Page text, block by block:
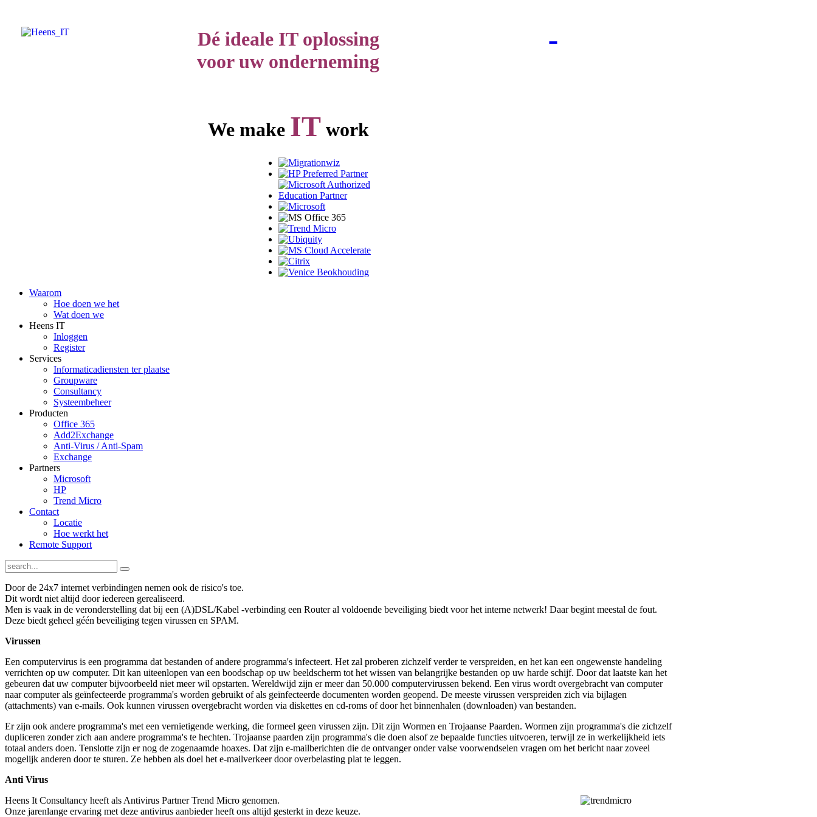
Dé ideale IT oplossing
voor uw onderneming
We make IT work
Waarom
Hoe doen we het
Wat doen we
Heens IT
Inloggen
Register
Services
Informaticadiensten ter plaatse
Groupware
Consultancy
Systeembeheer
Producten
Office 365
Add2Exchange
Anti-Virus / Anti-Spam
Exchange
Partners
Microsoft
HP
Trend Micro
Contact
Locatie
Hoe werkt het
Remote Support
Door de 24x7 internet verbindingen nemen ook de risico's toe.
Dit wordt niet altijd door iedereen gerealiseerd.
Men is vaak in de veronderstelling dat bij een (A)DSL/Kabel -verbinding een Router al voldoende beveiliging biedt voor het interne netwerk! Daar begint meestal de fout.
Deze biedt geheel géén beveiliging tegen virussen en SPAM.
Virussen
Een computervirus is een programma dat bestanden of andere programma's infecteert. Het zal proberen zichzelf verder te verspreiden, en het kan een ongewenste handeling
verrichten op uw computer. Dit kan uiteenlopen van een boodschap op uw beeldscherm tot het wissen van belangrijke bestanden op uw harde schijf. Door dat laatste kan het
gebeuren dat uw computer bijvoorbeeld niet meer wil opstarten. Wereldwijd zijn er meer dan 50.000 computervirussen bekend. Een virus wordt overgebracht van computer
naar computer als geïnfecteerde programma's worden gebruikt of als geïnfecteerde documenten worden geopend. De meeste virussen verspreiden zich via bijlagen
(attachments) van e-mails. Ook kunnen virussen overgebracht worden via diskettes en cd-roms of door het binnenhalen (downloaden) van bestanden.
Er zijn ook andere programma's met een vernietigende werking, die formeel geen virussen zijn. Dit zijn Wormen en Trojaanse Paarden. Wormen zijn programma's die zichzelf
dupliceren zonder zich aan andere programma's te hechten. Trojaanse paarden zijn programma's die doen alsof ze bepaalde functies uitvoeren, terwijl ze in werkelijkheid iets
totaal anders doen. Tenslotte zijn er nog de zogenaamde hoaxes. Dat zijn e-mailberichten die de ontvanger onder valse voorwendselen vragen om het bericht naar zoveel
mogelijk anderen door te sturen. Ze hebben als doel het e-mailverkeer door overbelasting plat te leggen.
Anti Virus
Heens It Consultancy heeft als Antivirus PartnerTrend Micro genomen.
Onze jarenlange ervaring met deze antivirus aanbieder heeft ons altijd gesterkt in deze keuze.